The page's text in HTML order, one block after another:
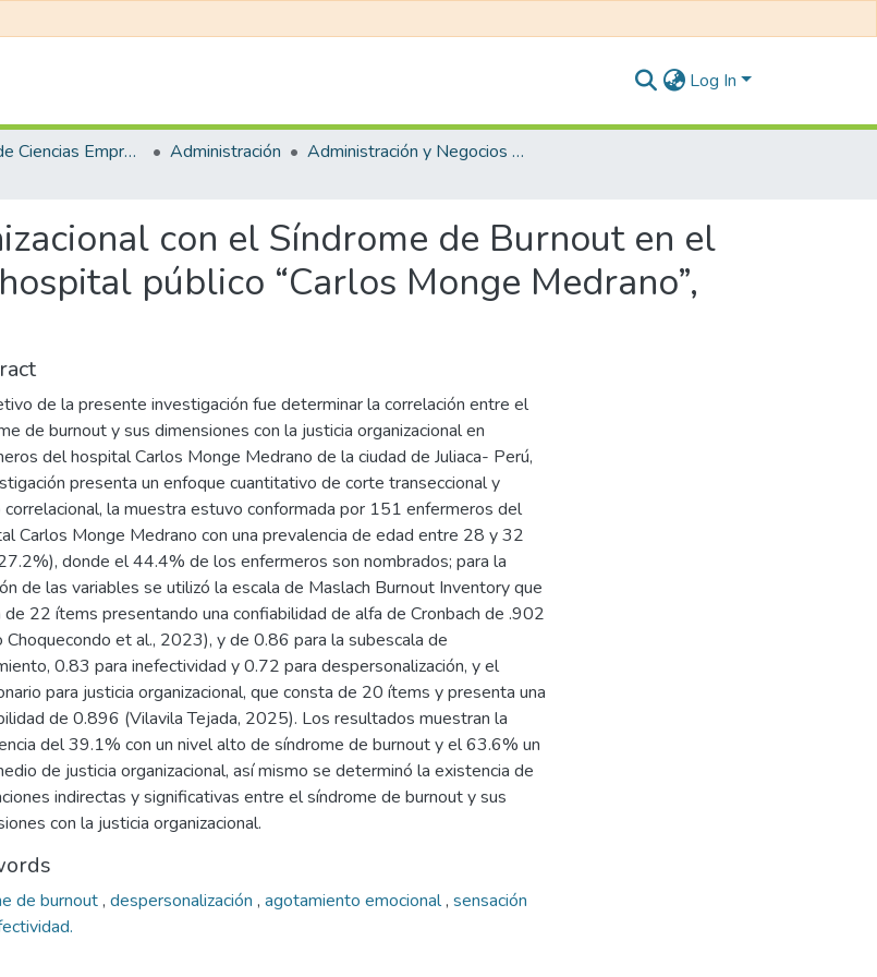
Log In
Facultad de Ciencias Empresariales Administración
Administración y Negocios Internacionales
con el Síndrome de Burnout en el
público “Carlos Monge Medrano”,
de la presente investigación fue determinar la correlación entre el
de burnout y sus dimensiones con la justicia organizacional en
del hospital Carlos Monge Medrano de la ciudad de Juliaca- Perú,
presenta un enfoque cuantitativo de corte transeccional y
correlacional, la muestra estuvo conformada por 151 enfermeros del
Carlos Monge Medrano con una prevalencia de edad entre 28 y 32
donde el 44.4% de los enfermeros son nombrados; para la
de las variables se utilizó la escala de Maslach Burnout Inventory que
de 22 ítems presentando una confiabilidad de alfa de Cronbach de .902
Choquecondo et al., 2023), y de 0.86 para la subescala de
0.83 para inefectividad y 0.72 para despersonalización, y el
para justicia organizacional, que consta de 20 ítems y presenta una
de 0.896 (Vilavila Tejada, 2025). Los resultados muestran la
del 39.1% con un nivel alto de síndrome de burnout y el 63.6% un
de justicia organizacional, así mismo se determinó la existencia de
indirectas y significativas entre el síndrome de burnout y sus
con la justicia organizacional.
de burnout, despersonalización , agotamiento emocional, sensación